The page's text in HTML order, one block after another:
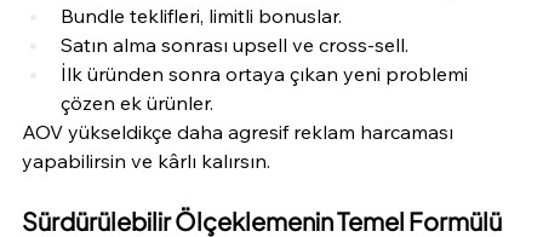
Bundle teklifleri, limitli bonuslar.
Satın alma sonrası upsell ve cross-sell.
İlk üründen sonra ortaya çıkan yeni problemi
çözen ek ürünler.
AOV yükseldikçe daha agresif reklam harcaması
yapabilirsin ve kârlı kalırsın.
Sürdürülebilir Ölçeklemenin Temel Formülü